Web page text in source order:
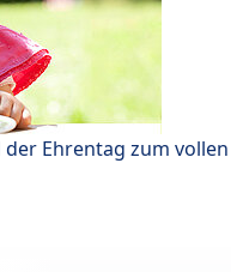
Ehrentag zum vollen